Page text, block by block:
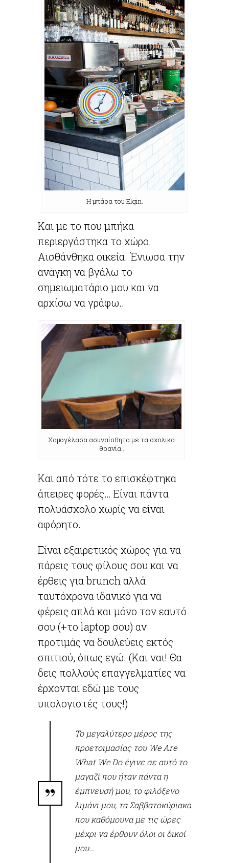
Η μπάρα του Elgin.
Και με το που μπήκα
περιεργάστηκα το χώρο.
Αισθάνθηκα οικεία. Ένιωσα την
ανάγκη να βγάλω το
σημειωματάριο μου και να
αρχίσω να γράφω..
Χαμογέλασα ασυναίσθητα με τα σχολικά
θρανία..
Και από τότε το επισκέφτηκα
άπειρες φορές… Είναι πάντα
πολυάσχολο χωρίς να είναι
αφόρητο.
Είναι εξαιρετικός χώρος για να
πάρεις τους φίλους σου και να
έρθεις για brunch αλλά
ταυτόχρονα ιδανικό για να
φέρεις απλά και μόνο τον εαυτό
σου (+το laptop σου) αν
προτιμάς να δουλεύεις εκτός
σπιτιού, όπως εγώ. (Και ναι! Θα
δεις πολλούς επαγγελματίες να
έρχονται εδώ με τους
υπολογιστές τους!)
Το μεγαλύτερο μέρος της
προετοιμασίας του We Are
What We Do έγινε σε αυτό το
μαγαζί που ήταν πάντα η
έμπνευσή μου, το φιλόξενο
λιμάνι μου, τα Σαββατοκύριακα
που καθόμουνα με τις ώρες
μέχρι να έρθουν όλοι οι δικοί
μου…